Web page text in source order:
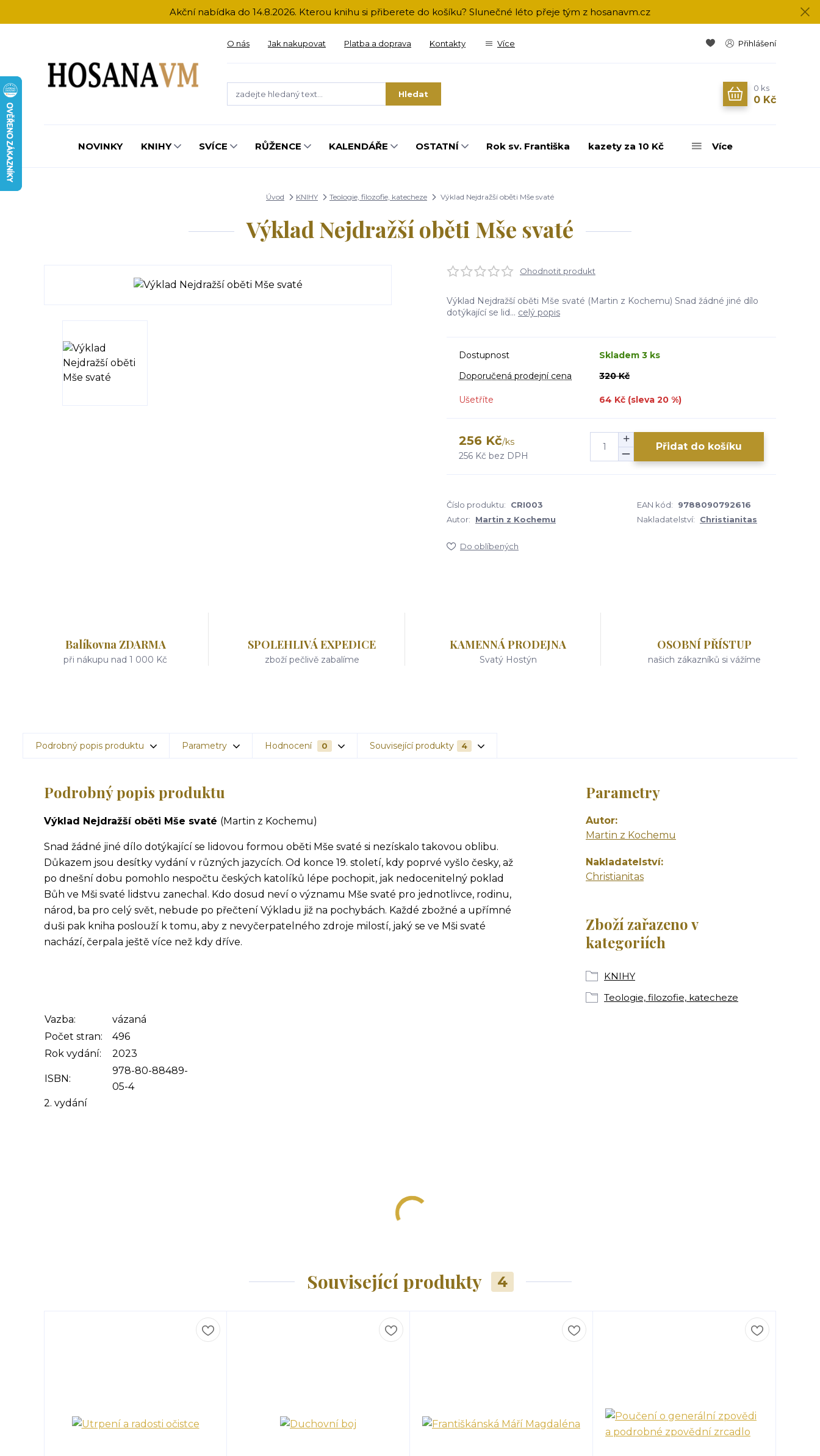
Akční nabídka do 14.8.2026. Kterou knihu si přiberete do košíku? Slunečné léto přeje tým z hosanavm.cz
O nás Jak nakupovat Platba a doprava Kontakty Více Přihlášení
Hledat
0 ks
0 Kč
NOVINKY KNIHY SVÍCE RŮŽENCE KALENDÁŘE OSTATNÍ Rok sv. Františka kazety za 10 Kč Více
Úvod KNIHY Teologie, filozofie, katecheze Výklad Nejdražší oběti Mše svaté
Výklad Nejdražší oběti Mše svaté
Ohodnotit produkt
Výklad Nejdražší oběti Mše svaté (Martin z Kochemu) Snad žádné jiné dílo
dotýkající se lid... celý popis
Dostupnost
Skladem 3 ks
Doporučená prodejní cena
320 Kč
Ušetříte 64 Kč (sleva 20 %)
256 Kč/ks
256 Kč bez DPH
Přidat do košíku
Číslo produktu: CRI003 EAN kód:
9788090792616
Autor:
Martin z Kochemu Nakladatelství: Christianitas
Do oblíbených
Balíkovna ZDARMA
při nákupu nad 1 000 Kč
SPOLEHLIVÁ EXPEDICE
zboží pečlivě zabalíme
KAMENNÁ PRODEJNA
Svatý Hostýn
OSOBNÍ PŘÍSTUP
našich zákazníků si vážíme
Podrobný popis produktu Parametry Hodnocení 0 Související produkty 4
Podrobný popis produktu
Výklad Nejdražší oběti Mše svaté (Martin z Kochemu)
Snad žádné jiné dílo dotýkající se lidovou formou oběti Mše svaté si nezískalo takovou oblibu.
Důkazem jsou desítky vydání v různých jazycích. Od konce 19. století, kdy poprvé vyšlo česky, až
po dnešní dobu pomohlo nespočtu českých katolíků lépe pochopit, jak nedocenitelný poklad
Bůh ve Mši svaté lidstvu zanechal. Kdo dosud neví o významu Mše svaté pro jednotlivce, rodinu,
národ, ba pro celý svět, nebude po přečtení Výkladu již na pochybách. Každé zbožné a upřímné
duši pak kniha poslouží k tomu, aby z nevyčerpatelného zdroje milostí, jaký se ve Mši svaté
nachází, čerpala ještě více než kdy dříve.
Vazba:
vázaná
Počet stran:
496
Rok vydání:
2023
ISBN:
978-80-88489-
05-4
2. vydání
Parametry
Autor
Martin z Kochemu
Nakladatelství
Christianitas
Zboží zařazeno v
kategoriích
KNIHY
Teologie, filozofie, katecheze
Související produkty 4